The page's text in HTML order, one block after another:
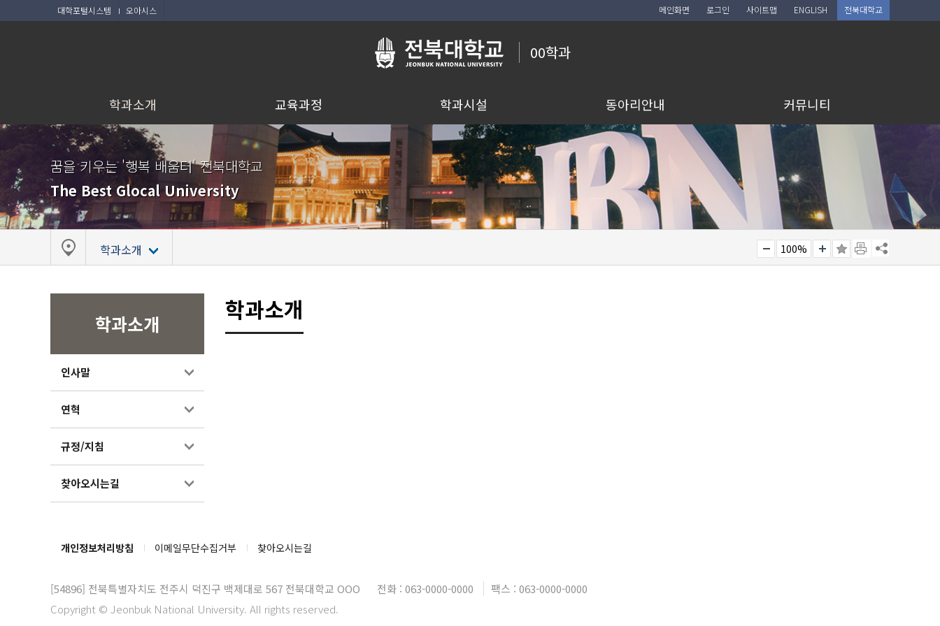
대학포털시스템 오아시스
00학과
메인화면 로그인 사이트맵 ENGLISH 전북대학교
학과소개 교육과정 학과시설 동아리안내 커뮤니티
꿈을 키우는 '행복 배움터' 전북대학교
The Best Glocal University
학과소개 100%
학과소개
인사말
연혁
규정/지침
찾아오시는길
학과소개
개인정보처리방침 이메일무단수집거부 찾아오시는길
[54896] 전북특별자치도 전주시 덕진구 백제대로 567 전북대학교 OOO 전화 : 063-0000-0000
팩스 : 063-0000-0000
Copyright © Jeonbuk National University. All rights reserved.